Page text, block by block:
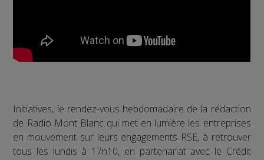
Initiatives, le rendez-vous hebdomadaire de la rédaction
de Radio Mont Blanc qui met en lumière les entreprises
en mouvement sur leurs engagements RSE, à retrouver
tous les lundis à 17h10, en partenariat avec le Crédit